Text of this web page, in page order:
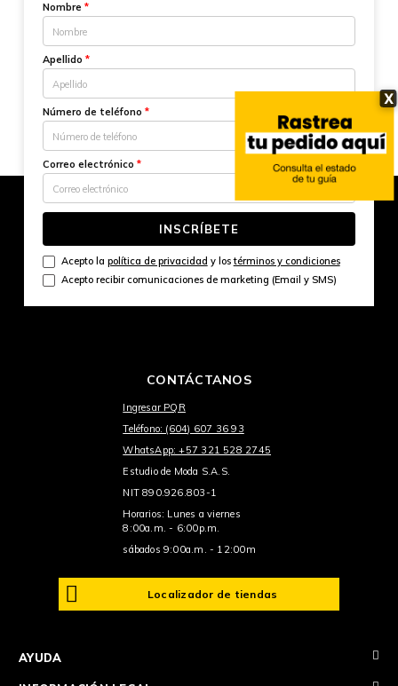
X
Nombre *
Apellido *
Número de teléfono *
Correo electrónico *
INSCRÍBETE
Acepto la política de privacidad y lostérminos y condiciones
Acepto recibir comunicaciones de marketing (Email y SMS)
CONTÁCTANOS
Ingresar PQR
Teléfono: (604) 607 36 93
WhatsApp: +57 321 528 2745
Estudio de Moda S.A.S.
NIT 890.926.803-1
Horarios: Lunes a viernes
8:00a.m. - 6:00p.m.
sábados 9:00a.m. - 12:00m
Localizador de tiendas
AYUDA +